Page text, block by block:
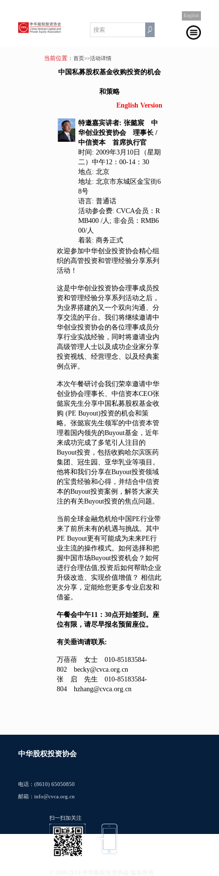
English
当前位置： 首页>>活动详情
中国私募股权基金收购投资的机会
和策略
English Version
特邀嘉宾讲者: 张懿宸 中
华创业投资协会 理事长 /
中信资本 首席执行官
时间: 2009年3月10日（星期
二）中午12：00-14：30
地点: 北京
地址: 北京市东城区金宝街6
8号
语言: 普通话
活动参会费: CVCA会员：R
MB400 /人; 非会员：RMB6
00/人
着装: 商务正式
欢迎参加中华创业投资协会精心组
织的高管投资和管理经验分享系列
活动！
这是中华创业投资协会理事成员投
资和管理经验分享系列活动之后，
为业界搭建的又一个双向沟通、分
享交流的平台。我们将继续邀请中
华创业投资协会的各位理事成员分
享行业实战经验，同时将邀请业内
高级管理人士以及成功企业家分享
投资视线、经营理念、以及经典案
例点评。
本次午餐研讨会我们荣幸邀请中华
创业协会理事长、中信资本CEO张
懿宸先生分享中国私募股权基金收
购 (PE Buyout)投资的机会和策
略。张懿宸先生领军的中信资本管
理着国内领先的Buyout基金，近年
来成功完成了多笔引人注目的
Buyout投资，包括收购哈尔滨医药
集团、冠生园、亚华乳业等项目。
他将和我们分享在Buyout投资领域
的宝贵经验和心得，并结合中信资
本的Buyout投资案例，解答大家关
注的有关Buyout投资的焦点问题。
当前全球金融危机给中国PE行业带
来了前所未有的机遇与挑战。其中
PE Buyout更有可能成为未来PE行
业主流的操作模式。如何选择和把
握中国市场Buyout投资机会？如何
进行合理估值;投资后如何帮助企业
升级改造、实现价值增值？ 相信此
次分享，定能给您更多专业启发和
借鉴。
午餐会中午11：30点开始签到。座
位有限，请尽早报名预留座位。
有关垂询请联系:
万蓓蓓 女士 010-85183584-
802 becky@cvca.org.cn
张 启 先生 010-85183584-
804 hzhang@cvca.org.cn
中华股权投资协会
电话：(8610) 65050850
邮箱：info@cvca.org.cn
扫一扫加关注